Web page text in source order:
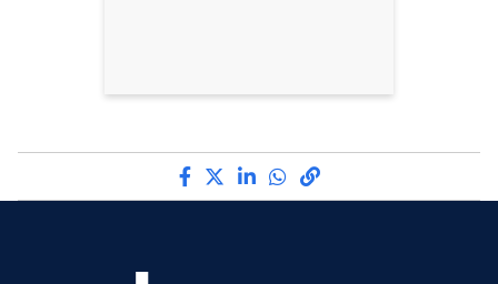
Compartilhe por Facebook
Compartilhe por Twitter
Compartilhe por
Compartilhe por
link para Copiar